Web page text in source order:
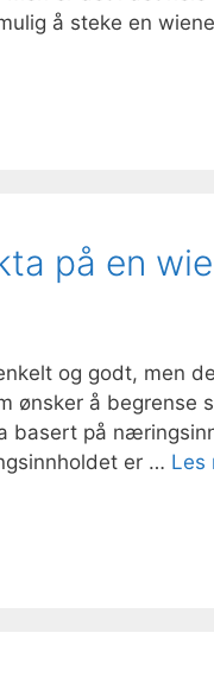
å steke en
på en
og godt, men
ønsker å begrense
basert på
er … Les